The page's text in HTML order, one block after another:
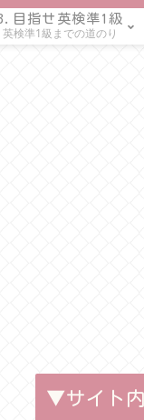
目指せ英検準1級
英検準1級までの道のり
▼サイト